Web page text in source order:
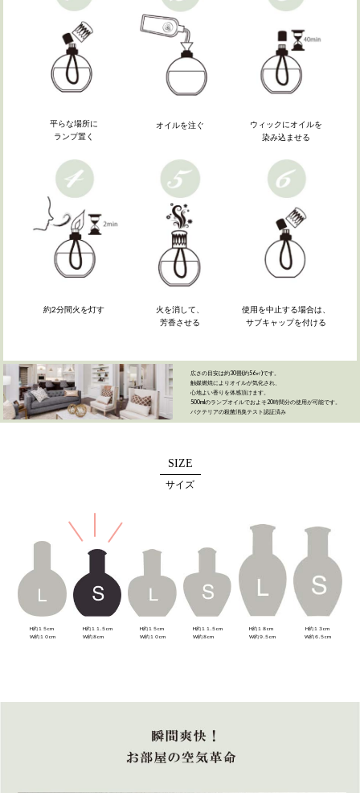
平らな場所に
ランプ置く
オイルを注ぐ
ウィックにオイルを
染み込ませる
約2分間火を灯す
火を消して、
芳香させる
使用を中止する場合は、
サブキャップを付ける
広さの目安は約30畳(約56㎡)です。
触媒燃焼によりオイルが気化され、
心地よい香りを体感頂けます。
500mlのランプオイルでおよそ20時間分の使用が可能です。
バクテリアの殺菌消臭テスト認証済み
SIZE
サイズ
H約１５cm
W約１０cm
H約１１.５cm
W約８cm
H約１５cm
W約１０cm
H約１１.５cm
W約８cm
H約１８cm
W約９.５cm
H約１３cm
W約６.５cm